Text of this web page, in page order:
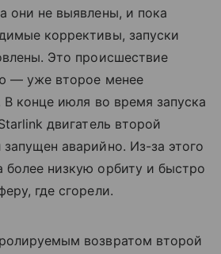
они не выявлены, и пока
коррективы, запуски
Это происшествие
— уже второе менее
конце июля во время запуска
двигатель второй
аварийно. Из-за этого
более низкую орбиту и быстро
где сгорели.
возвратом второй